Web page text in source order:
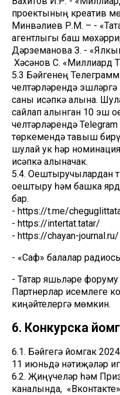
проектының креатив
Минвәлиев Р.М. – -
агентлыгы баш
Дәрземанова З. -
Хәсәнов С. «Миллиард
5.3 Бәйгенең
челтәрләрендә
саны исәпкә алына.
сайлап алынган 10 эш
челтәрләрендә
төркемендә тавыш
шулай ук һәр
исәпкә алыначак.
5.4. Оештыручылардан
оештыру һәм башка
бар.
- https://t.me/
- https://intertat.tatar/
- https://chayan-journal.ru/
- «Саф» балалар
- Татар яшьләре форуму
Партнерлар исемлеге
киңәйтелергә мөмкин.
6. Конкурска
6.1. Бәйгегә йомгак
11 июньдә нәтиҗәләр
6.2. Җиңүчеләр һәм
каналында,